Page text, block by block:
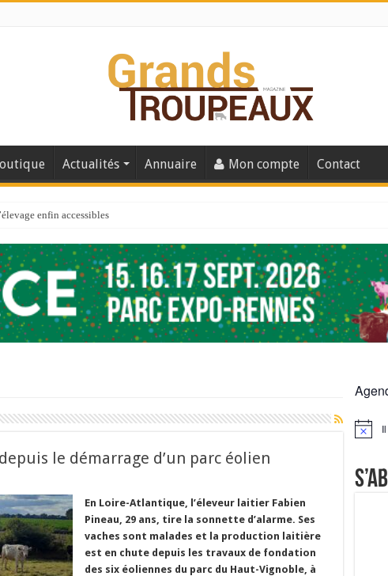
Actualités Annuaire Mon compte Contact
enfin accessibles
premier numéro de 2025
GTM 110
la santé de vos veaux !
GTM 91
virus
pour Lactalis
le démarrage d’un parc éolien
En Loire-Atlantique, l’éleveur laitier Fabien
Pineau, 29 ans, tire la sonnette d’alarme. Ses
vaches sont malades et la production laitière
est en chute depuis les travaux de fondation
des six éoliennes du parc du Haut-Vignoble, à
Notice